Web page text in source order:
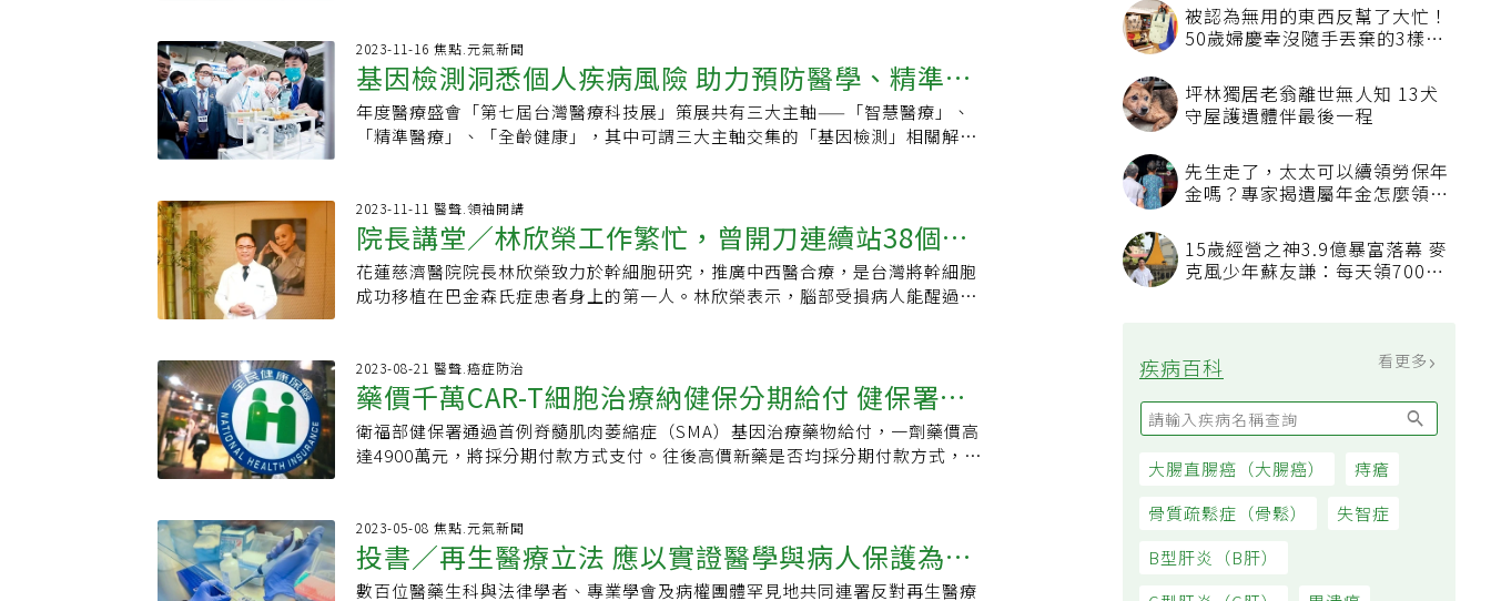
被認為無用的東西反幫了大忙！
50歲婦慶幸沒隨手丟棄的3樣物
坪林獨居老翁離世無人知 13犬
守屋護遺體伴最後一程
先生走了，太太可以續領勞保年
金嗎？專家揭遺屬年金怎麼領，
15歲經營之神3.9億暴富落幕 麥
克風少年蘇友謙：每天領700元
疾病百科 看更多
大腸直腸癌（大腸癌）
痔瘡
骨質疏鬆症（骨鬆）
失智症
B型肝炎（B肝）
齡醫療 為雲林留人才中醫大北港附醫服務雲嘉沿海偏鄉30餘載，2016年吳錫金接
任院長後，推動醫院擴建，積極投入改善醫療設備、招聘優秀專科醫師，協助醫
院通過JCI認證（國際醫療品質評鑑），建立口碑與品牌形象，贏得民眾信任。初
到雲林時，吳錫金發現攝護腺癌診斷少且發現時多數晚期，因此親自走入社區宣
導，成立樂活小站、失智共照中心，推動攝護腺特異抗原偵測，將每年8月訂為
療。近兩年更增加顱內動脈（IA）取栓治療、EBUS支氣管內視鏡超音波、畸形
脊椎微創手術等，引進雲林唯一「高壓氧氣治療艙」，裝設電子白板、病人量測
數據自動上傳系統、AI智慧醫療紀錄-智海系統，打造科技智能治療，讓偏鄉患者
獲得更先進的全方位醫療照護。雲林高齡者多，行動慢、聽力差，吳錫金與病人
疾病照顧均需仰賴外援，身為海線標竿醫院，如何引進先進醫療、改善偏鄉就醫
不便是重要課題，也是未來要努力的方向。吳錫金小檔案．現職：中國醫藥大學
北港附設醫院院長、中國醫藥大學泌尿學教授．學歷：中國醫藥大學醫學士、亞
洲大學健康暨管理學院健管所碩士．經歷：美國德州大學M.D. Anderson癌症中
心研究員、中國醫藥大學醫學系主任、中國醫藥大學台南市立安南醫院醫療副院
佳，做出的CAR-T細胞數量恐會減少，其數量最好是在6千萬到6億之間，不足時
將由醫師決定是否繼續施行，若超過則會保存部分以備後續再度治療之需。CAR-
T細胞治療健保給付條件包括復發急性淋巴性白血病（ALL）與難治型瀰漫性大B
細胞淋巴瘤（DLBCL）2項，治癒率分別達五成和四成。截至2日共7例患者核准
用藥，分別為ALL1例、DLBCL6例，另有5位病人正申請審查，分別為ALL2例、
居多，其中不少是兒童患者，根治率、存活率可達8成，復發、治療失敗的患者僅
占少數，且多為年紀較長的患者，已超越健保給付的25歲年齡門檻。李啟誠解
釋，DLBCL患者年齡偏高，最能根治該疾病的治療方式是自體骨髓移植，但移植
前患者必須接受高強度化療，對70歲以上的患者而言，使用CAR-T反而不易讓病
出，事前會先自病患體內取出T細胞，經實驗室分離、濃縮且冷凍後，以專機送至
藥廠在瑞士總部實驗室改造後，再送回經過核可的7家醫學中心，包含花蓮慈濟、
台大醫院、高雄醫學大學附設中和紀念醫院等7家醫學中心，冷凍於零下190度的
環境中。正式回輸細胞前5日，病人先以低劑量化療進行「淋巴消除術」，維持體
內合適環境，經2日休息後，才解凍以靜脈注射方式回輸細胞，從解凍至輸注完畢
性症候群兩種較常見的副作用，「若患者出現發燒或譫妄、抽筋，就需要注意，
但現在我們常備有解藥，能及時投藥緩解，不必過於擔心。」李啟誠小檔案現
職：花蓮慈濟醫院幹細胞與精準醫療研發中心主任花蓮慈濟醫院免疫暨維生物治
粒用於傳送小分子藥物，以延長藥物在血液循環中的安定性；在疫情爆發時則是
用來包覆編碼設計好的mRNA，用來產生病毒蛋白以誘發免疫反應，作為疫苗使
用。團隊研發的新穎脂質奈米粒，特別針對一般實驗室研究及臨床上皆難以有效
轉染的免疫細胞進行開發，可以將編碼設計好的mRNA送進免疫細胞內，協助免
疫細胞中進行細胞改造。目前個別化治療的CAR-T細胞療法，費用逾千萬元，且
因使用病毒載體，所以製備時間長。mRNA技術優勢為製程簡捷、可以快速且大
量生產，成本也相對低，且有機會減少病毒載體傳輸的潛在致癌風險。研發團隊
積極透過開發非病毒載體的LNP技術，期待能取代CAR-T細胞治療中病毒載體的
角色，未來提供更安全的核酸傳輸技術。 核酸LNP提供免疫細胞改造新工具 加速
治療的新道路。鄭淑珍分享，新脂質奈米粒在初代T細胞及初代NK細胞的實驗中
皆展現良好的轉染效果，這種以生物化學機制將核酸送入細胞的方式，可增加改
造細胞處於健康狀態的機率。鄭淑珍表示，核酸藥物的傳輸是極大挑戰，三年前
投入這項計畫時，可獲得的研究資料非常少，團隊不斷嘗試脂質奈米粒子技術的
能協助研發更經濟、療效更佳的細胞治療方式。 經過疫情洗禮，核酸藥物在
mRNA疫苗的成功下，各種新興技術也如火如荼地展開研究，鄭淑珍表示，目前
的研究成果有助於發掘RNA藥物的無限可能，未來一旦推進到臨床、成功上市，
細胞回輸過程分秒必爭，自細胞實驗室取出後，由醫療團隊快步送至移植病房，
解凍後於半小時內回輸患者體內。花蓮慈濟醫院幹細胞與精準醫療研發中心主任
李啟誠說，正式回輸細胞前5日，病人先以低劑量化療進行淋巴消除術，體內白血
球由3000降至700以下，維持體內合適環境，經2日休息後，才回輸細胞。自病人
體內取出T細胞，送至藥廠瑞士總部改造後，以專機送回花蓮慈院的CAR-T細胞，
回輸病人體內，且從解凍至輸注完畢需在30分鐘內完成。過程由該院幹細胞與精
準醫療研發中心免疫治療科副主任黃威翰執行。張女士於去年12月28日即住進移
植病房，她的丈夫黃先生每日隔著病房玻璃陪伴。元旦兩人受訪表示，完全信任
醫療團隊，樂觀看待治療過程，不擔心治療失敗機率。什麼是CAR-T細胞治療？
三項高科技醫療，也是許多復發癌症病友的重生希望，過去花東病人必須「盤山
過嶺」至西部接受治療，現今情況翻轉，全台首例CAR-T治療不在台北，而在花
蓮慈院進行，是東部醫療的一大里程碑。衛福部健保署自去年11月1日起給付
CAR-T細胞治療，給付對象包括25歲以下急性淋巴性白血病（ALL）與難治型瀰
漫性大B細胞淋巴瘤（DLBCL）二類。健保署署長石崇良表示，截至昨天共有7例
行。另外，有5位病人正申請審查，分別為ALL 2例、DLBCL 3例。健保議價後全
球新低，國際病人連帶受惠李啟誠說，2017年美國食品藥物管理局（FDA）核准
此項CAR-T治療，每劑要價逾1500萬元台幣，經健保議價後，每劑給付價為819
2023-11-16 焦點.元氣新聞
基因檢測洞悉個人疾病風險 助力預防醫學、精準治
療
年度醫療盛會「第七屆台灣醫療科技展」策展共有三大主軸——「智慧醫療」、
「精準醫療」、「全齡健康」，其中可謂三大主軸交集的「基因檢測」相關解方
因，在各種複雜的排列組合下，形塑出無數獨一無二的生命體，而透過先進基因
檢測技術，得以預測個人罹患疾病風險，經由「預防勝於治療」調整生活習慣及
對症下藥，可降低患病風險，達成預防醫學、精準治療、全齡健康目標。常見的
應用，包括遺傳風險基因檢測、新生兒基因檢測、與癌症相關的細胞突變基因檢
測等。精準醫療技術發展日新月異，其中次世代基因定序能夠找出致癌的驅動基
結合疾病與藥物分析，提供癌症治療之最佳方針、復發與抗藥性監控，以及特定
癌症風險與免疫治療評估。均泰生物科技亦以次世代定序技術為核心，提供客戶
自樣品製備、定序至後端生物資訊分析的完整解決方案。除了包含基因體學之精
準定序設備及試劑銷售服務、生物資訊分析、高效能核酸／蛋白質萃取系統等研
包含生殖醫學、產前孕前、新生兒、癌症、罕見疾病、精準用藥等六大領域，並
堅持全程在台檢測，提供最安心的檢測品質。國際醫藥大廠旗下的羅氏診斷，提
供涵蓋肝炎、愛滋、微生物、心臟、性健康等多項血清免疫與分子自動檢測應
2023-11-11 醫聲.領袖開講
院長講堂／林欣榮工作繁忙，曾開刀連續站38個小
時！每天跑操場多吃蔬食養生
花蓮慈濟醫院院長林欣榮致力於幹細胞研究，推廣中西醫合療，是台灣將幹細胞
成功移植在巴金森氏症患者身上的第一人。林欣榮表示，腦部受損病人能醒過
之難，便踏上外科醫師之路，發揮所長、貢獻能力。過去他將流產胚胎的組織植
入病患腦部，讓多巴胺細胞再生，讓原本臥床、吞食困難的巴金森氏症患者逐漸
改善，1、2年後不但能走、能跳，還可以爬山。腦中風與腦傷是很難救援的疾
病，林欣榮表示，患者可能會昏迷，讓患者甦醒過來是最重要的事之一。他的團
隊利用內神經幹細胞療法，刺激患者腦迴路重新啟動，並搭配中醫針灸醒腦開
很多病人的問題，卻不習慣團隊合作，直到加入慈濟醫院，與其他醫護同仁共同
努力，集結大家的專長與知識，解決的問題反而更多更快，讓他有餘力做醫療創
新研發。通常病患到醫院看病多是在病情最困難的時刻，情緒難免焦慮不安，
2023-08-21 醫聲.癌症防治
藥價千萬CAR-T細胞治療納健保分期給付 健保署：
快要有結論了
衛福部健保署通過首例脊髓肌肉萎縮症（SMA）基因治療藥物給付，一劑藥價高
達4900萬元，將採分期付款方式支付。往後高價新藥是否均採分期付款方式，健
為諾華藥廠的「祈萊亞」（Kymriah），適用患者為急性淋巴性白血病、復發性
或難治性的瀰漫性大B細胞淋巴瘤兩大癌症，此屬一次性治療，藥價高達1100至
1200萬元。健保署統計，國內目前已有7位患者自費使用CAR-T細胞治療。今年
2023-05-08 焦點.元氣新聞
投書／再生醫療立法 應以實證醫學與病人保護為基
數百位醫藥生科與法律學者、專業學會及病權團體罕見地共同連署反對再生醫療